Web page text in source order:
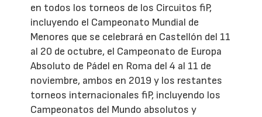
en todos los torneos de los Circuitos fiP,
incluyendo el Campeonato Mundial de
Menores que se celebrará en Castellón del 11
al 20 de octubre, el Campeonato de Europa
Absoluto de Pádel en Roma del 4 al 11 de
noviembre, ambos en 2019 y los restantes
torneos internacionales fiP, incluyendo los
Campeonatos del Mundo absolutos y